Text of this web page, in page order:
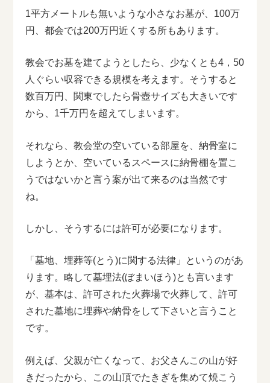
1平方メートルも無いような小さなお墓が、100万
円、都会では200万円近くする所もあります。
教会でお墓を建てようとしたら、少なくとも4，50
人ぐらい収容できる規模を考えます。そうすると
数百万円、関東でしたら骨壺サイズも大きいです
から、1千万円を超えてしまいます。
それなら、教会堂の空いている部屋を、納骨室に
しようとか、空いているスペースに納骨棚を置こ
うではないかと言う案が出て来るのは当然です
ね。
しかし、そうするには許可が必要になります。
「墓地、埋葬等(とう)に関する法律」というのがあ
ります。略して墓埋法(ぼまいほう)とも言います
が、基本は、許可された火葬場で火葬して、許可
された墓地に埋葬や納骨をして下さいと言うこと
です。
例えば、父親が亡くなって、お父さんこの山が好
きだったから、この山頂でたきぎを集めて焼こう